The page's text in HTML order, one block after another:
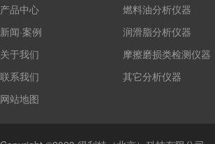
产品中心
新闻·案例
关于我们
联系我们
网站地图
燃料油分析仪器
润滑脂分析仪器
摩擦磨损类检测仪器
其它分析仪器